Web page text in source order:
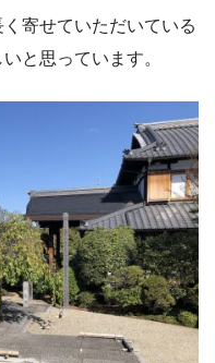
寄せていただいている
と思っています。